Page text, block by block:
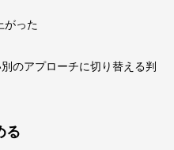
がった
のアプローチに切り替える判
る